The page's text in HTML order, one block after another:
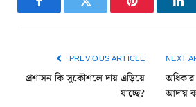
FacebookTwitter Pinterest
PREVIOUS ARTICLE
প্রশাসন কি সুকৌশলে দায় এড়িয়ে
যাচ্ছে?
NEXT
আদায়